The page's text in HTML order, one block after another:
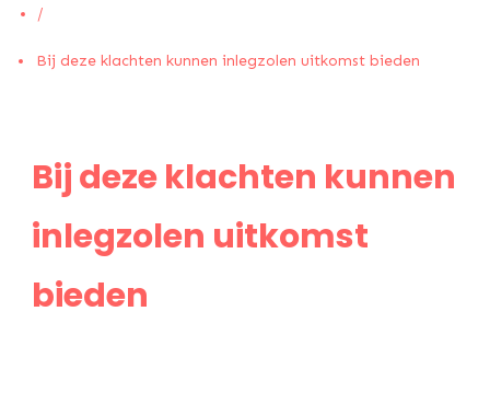
/
Bij deze klachten kunnen inlegzolen uitkomst bieden
Bij deze klachten kunnen
inlegzolen uitkomst
bieden